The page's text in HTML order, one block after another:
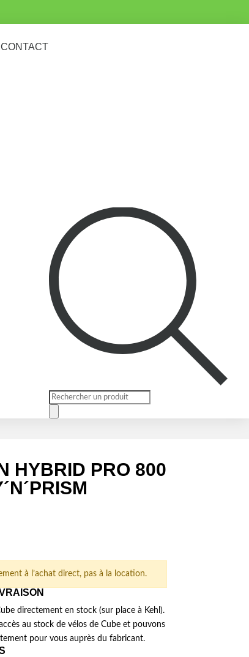
CONTACT
Recherche
HYBRID PRO 800
à l’achat direct, pas à la location.
directement en stock (sur place à Kehl).
au stock de vélos de Cube et pouvons
pour vous auprès du fabricant.